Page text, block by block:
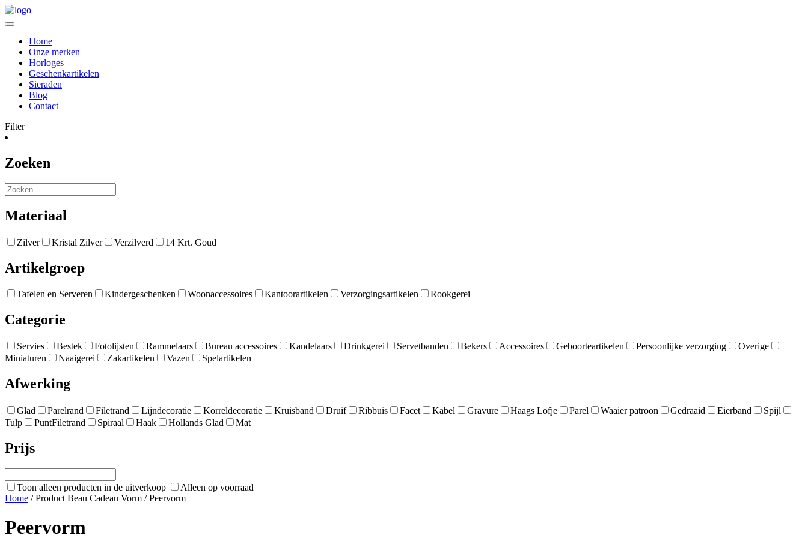
Home
Onze merken
Horloges
Geschenkartikelen
Sieraden
Blog
Contact
Filter
Zoeken
Materiaal
Zilver Kristal Zilver Verzilverd 14 Krt. Goud
Artikelgroep
Tafelen en Serveren Kindergeschenken Woonaccessoires Kantoorartikelen Verzorgingsartikelen Rookgerei
Categorie
Servies Bestek Fotolijsten Rammelaars Bureau accessoires Kandelaars Drinkgerei Servetbanden Bekers Accessoires Geboorteartikelen Persoonlijke verzorging
Overige
Miniaturen
Naaigerei Zakartikelen Vazen Spelartikelen
Afwerking
Glad Parelrand Filetrand Lijndecoratie Korreldecoratie Kruisband Druif Ribbuis Facet Kabel Gravure Haags Lofje Parel Waaier patroon Gedraaid Eierband
Spijl
Tulp
PuntFiletrand Spiraal Haak Hollands Glad Mat
Prijs
Toon alleen producten in de uitverkoop
Alleen op voorraad
Home / Product Beau Cadeau Vorm / Peervorm
Peervorm